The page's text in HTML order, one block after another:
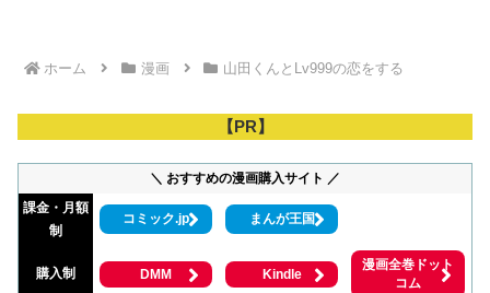
ホーム 漫画 山田くんとLv999の恋をする
【PR】
＼ おすすめの漫画購入サイト ／
課金・月額
制
コミック.jp まんが王国
購入制 DMM Kindle
漫画全巻ドット
コム